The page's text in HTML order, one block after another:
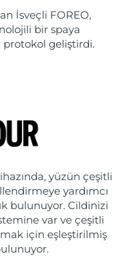
İsveçli FOREO,
bir spaya
geliştirdi.
yüzün çeşitli
yardımcı
bulunuyor. Cildinizi
var ve çeşitli
için eşleştirilmiş